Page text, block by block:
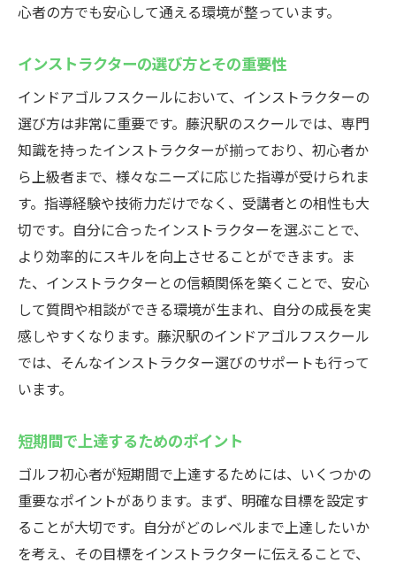
心者の方でも安心して通える環境が整っています。
インストラクターの選び方とその重要性
インドアゴルフスクールにおいて、インストラクターの
選び方は非常に重要です。藤沢駅のスクールでは、専門
知識を持ったインストラクターが揃っており、初心者か
ら上級者まで、様々なニーズに応じた指導が受けられま
す。指導経験や技術力だけでなく、受講者との相性も大
切です。自分に合ったインストラクターを選ぶことで、
より効率的にスキルを向上させることができます。ま
た、インストラクターとの信頼関係を築くことで、安心
して質問や相談ができる環境が生まれ、自分の成長を実
感しやすくなります。藤沢駅のインドアゴルフスクール
では、そんなインストラクター選びのサポートも行って
います。
短期間で上達するためのポイント
ゴルフ初心者が短期間で上達するためには、いくつかの
重要なポイントがあります。まず、明確な目標を設定す
ることが大切です。自分がどのレベルまで上達したいか
を考え、その目標をインストラクターに伝えることで、